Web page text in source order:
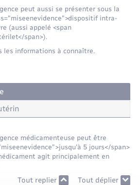
peut aussi se présenter sous la
intra-
(aussi appelé <span
span>).
les informations à connaître.
médicamenteuse peut être
5 jours</span>
agit principalement en
Tout replier Tout déplier